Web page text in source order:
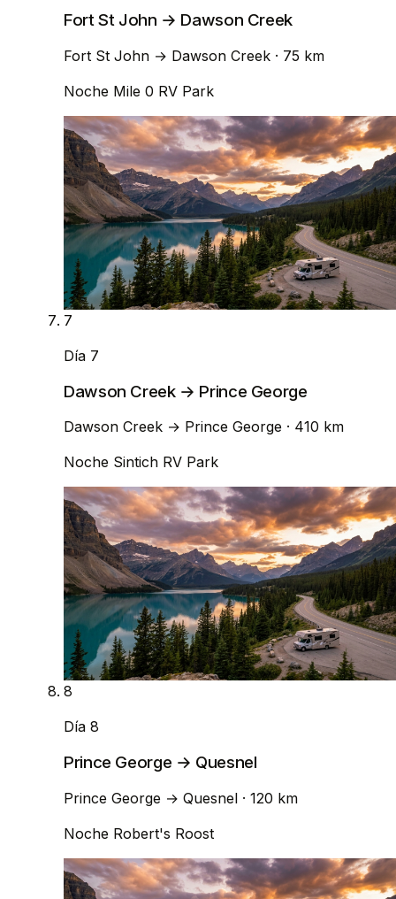
Fort St John → Dawson Creek
Fort St John → Dawson Creek · 75 km
Noche Mile 0 RV Park
7
Día 7
Dawson Creek → Prince George
Dawson Creek → Prince George · 410 km
Noche Sintich RV Park
8
Día 8
Prince George → Quesnel
Prince George → Quesnel · 120 km
Noche Robert's Roost